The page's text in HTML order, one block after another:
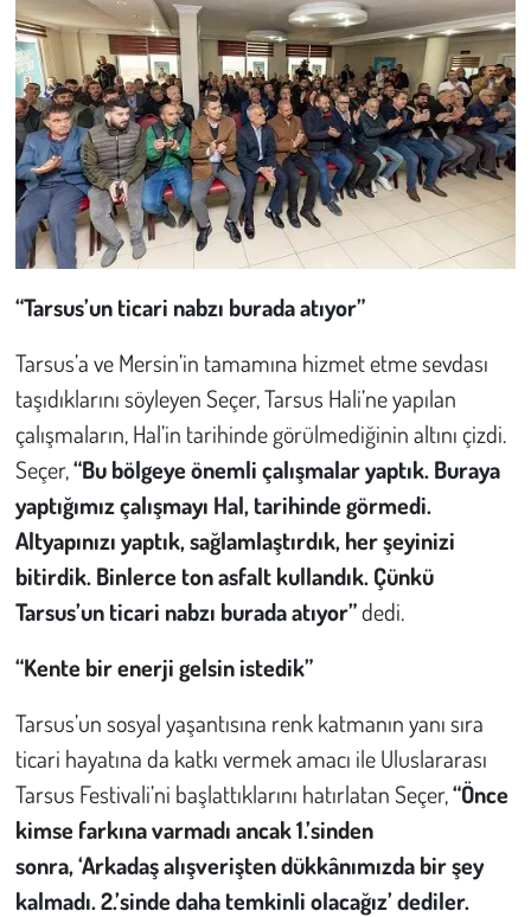
“Tarsus’un ticari nabzı burada atıyor”
Tarsus’a ve Mersin’in tamamına hizmet etme sevdası
taşıdıklarını söyleyen Seçer, Tarsus Hali’ne yapılan
çalışmaların, Hal’in tarihinde görülmediğinin altını çizdi.
Seçer,“Bu bölgeye önemli çalışmalar yaptık. Buraya
yaptığımız çalışmayı Hal, tarihinde görmedi.
Altyapınızı yaptık, sağlamlaştırdık, her şeyinizi
bitirdik. Binlerce ton asfalt kullandık. Çünkü
Tarsus’un ticari nabzı burada atıyor”dedi.
“Kente bir enerji gelsin istedik”
Tarsus’un sosyal yaşantısına renk katmanın yanı sıra
ticari hayatına da katkı vermek amacı ile Uluslararası
Tarsus Festivali’ni başlattıklarını hatırlatan Seçer,“Önce
kimse farkına varmadı ancak 1.’sinden
sonra,‘Arkadaş alışverişten dükkânımızda bir şey
kalmadı. 2.’sinde daha temkinli olacağız’dediler.